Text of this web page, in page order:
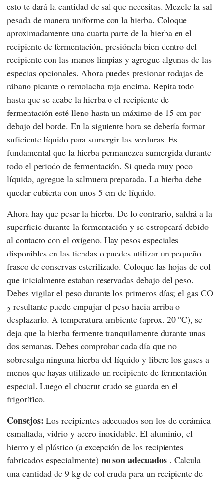
esto te dará la cantidad de sal que necesitas. Mezcle la sal
pesada de manera uniforme con la hierba. Coloque
aproximadamente una cuarta parte de la hierba en el
recipiente de fermentación, presiónela bien dentro del
recipiente con las manos limpias y agregue algunas de las
especias opcionales. Ahora puedes presionar rodajas de
rábano picante o remolacha roja encima. Repita todo
hasta que se acabe la hierba o el recipiente de
fermentación esté lleno hasta un máximo de 15 cm por
debajo del borde. En la siguiente hora se debería formar
suficiente líquido para sumergir las verduras. Es
fundamental que la hierba permanezca sumergida durante
todo el periodo de fermentación. Si queda muy poco
líquido, agregue la salmuera preparada. La hierba debe
quedar cubierta con unos 5 cm de líquido.
Ahora hay que pesar la hierba. De lo contrario, saldrá a la
superficie durante la fermentación y se estropeará debido
al contacto con el oxígeno. Hay pesos especiales
disponibles en las tiendas o puedes utilizar un pequeño
frasco de conservas esterilizado. Coloque las hojas de col
que inicialmente estaban reservadas debajo del peso.
Debes vigilar el peso durante los primeros días; el gas CO
2 resultante puede empujar el peso hacia arriba o
desplazarlo. A temperatura ambiente (aprox. 20 °C), se
deja que la hierba fermente tranquilamente durante unas
dos semanas. Debes comprobar cada día que no
sobresalga ninguna hierba del líquido y libere los gases a
menos que hayas utilizado un recipiente de fermentación
especial. Luego el chucrut crudo se guarda en el
frigorífico.
Consejos: Los recipientes adecuados son los de cerámica
esmaltada, vidrio y acero inoxidable. El aluminio, el
hierro y el plástico (a excepción de los recipientes
fabricados especialmente) no son adecuados. Calcula
una cantidad de 9 kg de col cruda para un recipiente de